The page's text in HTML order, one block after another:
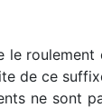
le
de ce
ne sont